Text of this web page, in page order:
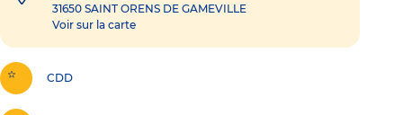
31650 SAINT ORENS DE GAMEVILLE
Voir sur la carte
CDD